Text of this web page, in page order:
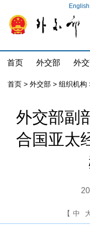
English
首页 外交部 外
首页 > 外交部 > 组织机构
外交部副
合国亚太
【 中